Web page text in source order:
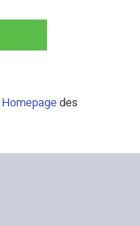
Homepage des